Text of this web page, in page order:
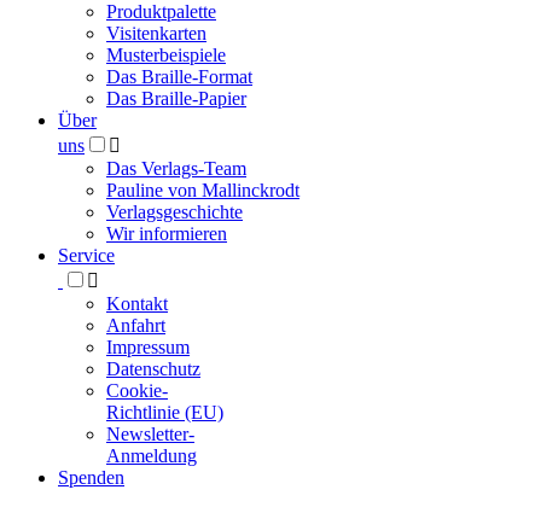
Produktpalette
Visitenkarten
Musterbeispiele
Das Braille-Format
Das Braille-Papier
Über
uns

Das Verlags-Team
Pauline von Mallinckrodt
Verlagsgeschichte
Wir informieren
Service

Kontakt
Anfahrt
Impressum
Datenschutz
Cookie-
Richtlinie (EU)
Newsletter-
Anmeldung
Spenden